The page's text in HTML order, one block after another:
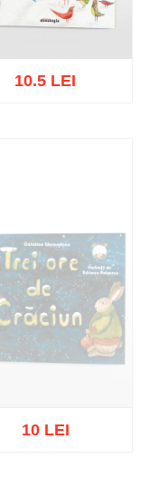
10.5 LEI
10 LEI